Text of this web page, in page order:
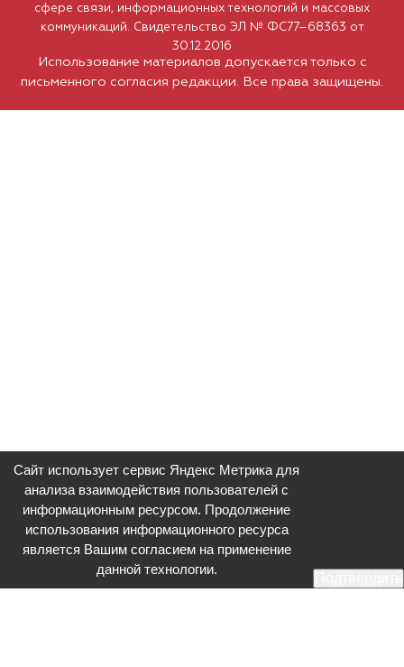
Использование материалов допускается только с
письменного согласия редакции. Все права защищены.
сфере связи, информационных технологий и массовых
коммуникаций. Свидетельство ЭЛ № ФС77–68363 от
30.12.2016
Сайт использует сервис Яндекс Метрика для
анализа взаимодействия пользователей с
информационным ресурсом. Продолжение
использования информационного ресурса
является Вашим согласием на применение
данной технологии.